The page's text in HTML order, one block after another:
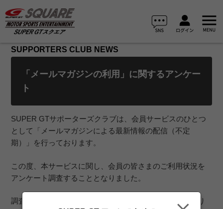
SUPPORTERS CLUB NEWS
「メールマガジンの利用」に関するアンケー
ト
SUPER GTサポーターズクラブは、会員サービスのひとつ
として「メールマガジンによる最新情報の配信（不定
期）」を行っております。
この度、本サービスに関し、会員の皆さまのご利用状況を
アンケート調査することとなりました。
調査結果を基に、今後もサービスを提供する上での「より